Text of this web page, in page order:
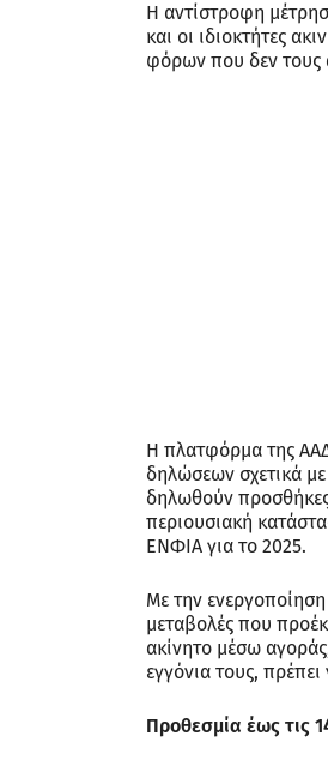
Η αντίστροφη
και οι ιδιοκτήτες
φόρων που δεν τους
Η πλατφόρμα της
δηλώσεων σχετικά
δηλωθούν
περιουσιακή
ΕΝΦΙΑ για το 2025.
Με την
μεταβολές που
ακίνητο μέσω
εγγόνια τους,
Προθεσμία έως τις